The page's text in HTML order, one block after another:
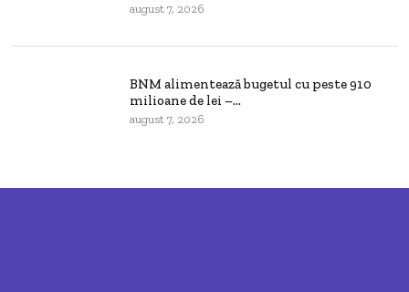
august 7, 2026
BNM alimentează bugetul cu peste 910
milioane de lei –...
august 7, 2026